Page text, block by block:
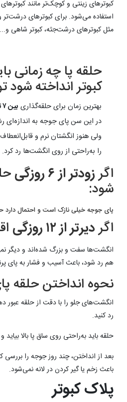
استفاده می‌شود. برای کبوترهای درشت‌تر
مثل کبوترهای درشت‌جثه، کبوتر شاهی و... بهتر است ۹
حلقه پا چه زمانی
کبوتر انداخته
بهترین زمان برای حلقه‌گذاری بین ۷ تا ۱۰ روزگی جوجه
در این سن پای جوجه به اندازه‌ای
ولی هنوز انگشتان نرم و
را به‌راحتی از روی انگشت‌ها رد کرد.
اگرزودتر از ۶ روزگی
شود:
پای جوجه خیلی نازک است و احتمال دارد
اگردیرتر از ۱۲ روزگی
انگشت‌ها سفت و بزرگ شده‌اند و دیگر
هم رد شود، باعث آسیب و فشار به پای
نحوه انداختن حلقه
انگشت‌های جلو را با دقت از حلقه عبور
رد کنید.
حلقه باید به‌راحتی روی ساق پا بالا
بعد از انداختن، چند روز جوجه را
باعث زخم یا گیر کردن در لانه نمی‌شود.
پلاک کبوتر